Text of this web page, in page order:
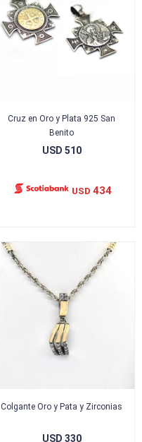
Cruz en Oro y Plata 925 San
Benito
USD 510
USD 434
Colgante Oro y Pata y Zirconias
USD 330